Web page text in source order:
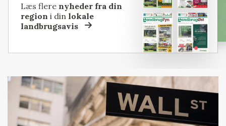
Læs flere nyheder fra din
region i dinlokale
landbrugsavis